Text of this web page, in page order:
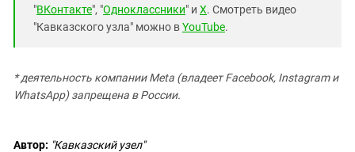
"ВКонтакте", "Одноклассники" и X. Смотреть видео
"Кавказского узла" можно вYouTube.
* деятельность компании Meta (владеет Facebook, Instagram и
WhatsApp) запрещена в России.
Автор: "Кавказский узел"